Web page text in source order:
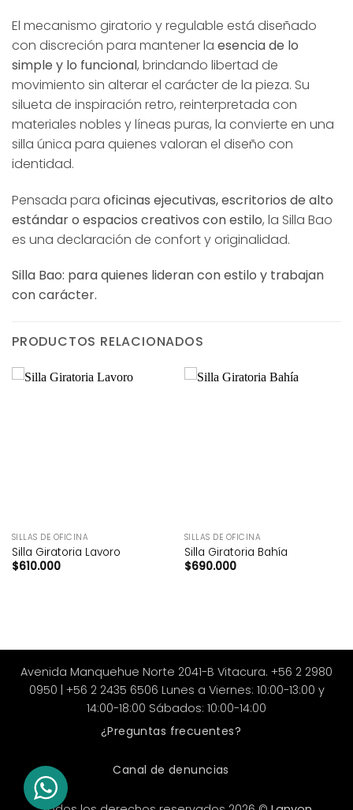
El mecanismo giratorio y regulable está diseñado
con discreción para mantener la esencia de lo
simple y lo funcional, brindando libertad de
movimiento sin alterar el carácter de la pieza. Su
silueta de inspiración retro, reinterpretada con
materiales nobles y líneas puras, la convierte en una
silla única para quienes valoran el diseño con
identidad.
Pensada para oficinas ejecutivas, escritorios de alto
estándar o espacios creativos con estilo, la Silla Bao
es una declaración de confort y originalidad.
Silla Bao: para quienes lideran con estilo y trabajan
con carácter.
PRODUCTOS RELACIONADOS
SILLAS DE OFICINA
Silla Giratoria Lavoro
$610.000
SILLAS DE OFICINA
Silla Giratoria Bahía
$690.000
Avenida Manquehue Norte 2041-B Vitacura. +56 2 2980
0950 | +56 2 2435 6506 Lunes a Viernes: 10:00-13:00 y
14:00-18:00 Sábados: 10:00-14:00
¿Preguntas frecuentes?
Canal de denuncias